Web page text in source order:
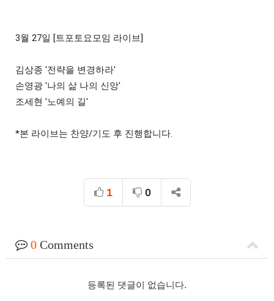
3월 27일 [트포토요모임 라이브]
김상종 '전략을 변경하라'
손영광 '나의 삶 나의 신앙'
조세현 '노예의 길'
*본 라이브는 찬양/기도 후 진행합니다.
1 0
0 Comments
등록된 댓글이 없습니다.